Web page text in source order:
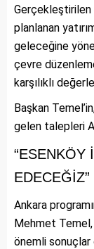
Gerçekleştirilen
planlanan
geleceğine
çevre
karşılıklı
Başkan
gelen talepleri
“ESENKÖY
EDECEĞİZ”
Ankara
Mehmet Temel,
önemli sonuçlar